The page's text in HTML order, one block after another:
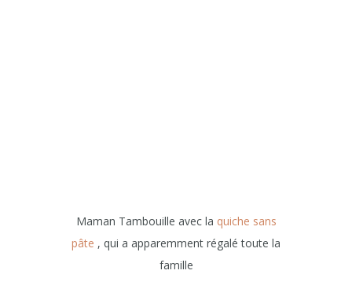
Maman Tambouille avec la quiche sans
pâte , qui a apparemment régalé toute la
famille